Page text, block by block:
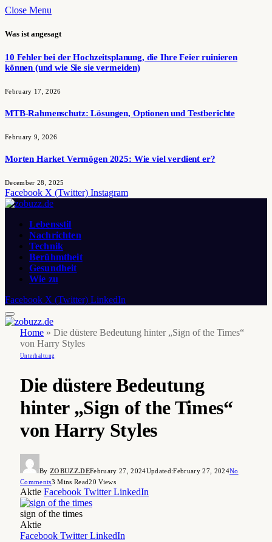
Close Menu
Was ist angesagt
10 Fehler bei der Hochzeitsplanung, die Ihre Feier ruinieren
können (und wie Sie sie vermeiden)
February 17, 2026
MTB-Rahmenschutz: Lösungen, Optionen und Testberichte
February 9, 2026
Morten Harket Vermögen 2025: Wie viel verdient er?
December 28, 2025
Facebook X (Twitter) Instagram
Lebensstil
Nachrichten
Technik
Berühmtheit
Gesundheit
Wie zu
Facebook X (Twitter) LinkedIn
Home » Die düstere Bedeutung hinter „Sign of the Times“
von Harry Styles
Unterhaltung
Die düstere Bedeutung
hinter „Sign of the Times“
von Harry Styles
By ZOBUZZ.DEFebruary 27, 2024Updated:February 27, 2024No
Comments3 Mins Read20Views
Aktie Facebook Twitter LinkedIn
sign of the times
Aktie
Facebook Twitter LinkedIn